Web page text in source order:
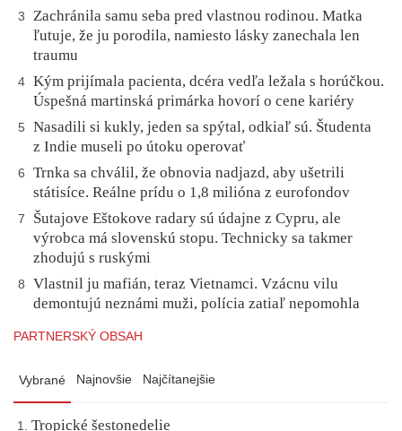
3
Zachránila samu seba pred vlastnou rodinou. Matka
ľutuje, že ju porodila, namiesto lásky zanechala len
traumu
4 Kým prijímala pacienta, dcéra vedľa ležala s horúčkou.
Úspešná martinská primárka hovorí o cene kariéry
5
Nasadili si kukly, jeden sa spýtal, odkiaľ sú. Študenta
z Indie museli po útoku operovať
6
Trnka sa chválil, že obnovia nadjazd, aby ušetrili
státisíce. Reálne prídu o 1,8 milióna z eurofondov
7
Šutajove Eštokove radary sú údajne z Cypru, ale
výrobca má slovenskú stopu. Technicky sa takmer
zhodujú s ruskými
8
Vlastnil ju mafián, teraz Vietnamci. Vzácnu vilu
demontujú neznámi muži, polícia zatiaľ nepomohla
PARTNERSKÝ OBSAH
Vybrané Najnovšie Najčítanejšie
Tropické šestonedelie